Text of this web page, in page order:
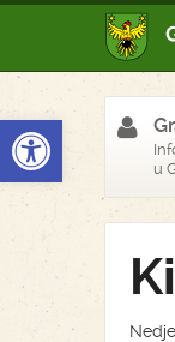
Open toolbar
u